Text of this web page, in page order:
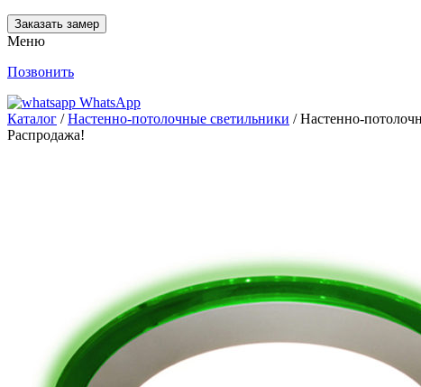
Заказать замер
Меню
Позвонить
WhatsApp
Каталог /Настенно-потолочные светильники / Настенно-
Распродажа!